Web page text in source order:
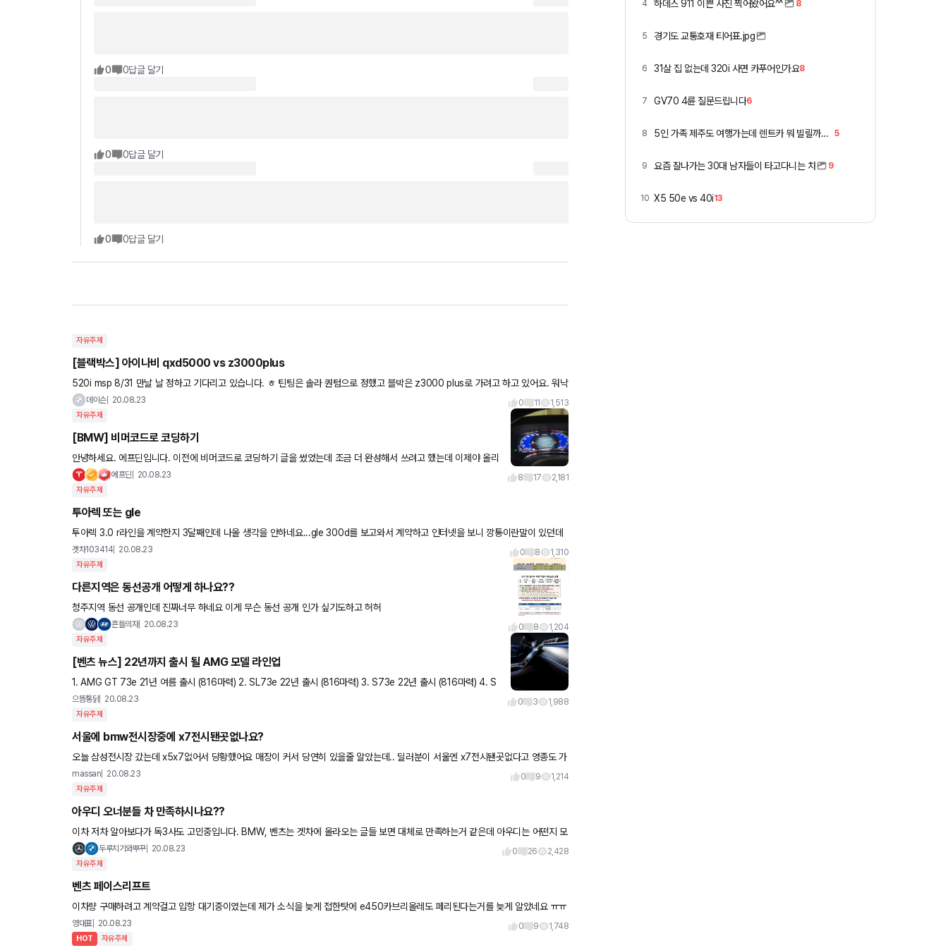
0 0답글 달기
0 0답글 달기
0 0답글 달기
자유주제
[블랙박스] 아이나비 qxd5000 vs z3000plus
520i msp 8/31 만날 날 정하고 기다리고 있습니다. ㅎ 틴팅은 솔라 퀀텀으로 정했고 블박은 z3000 plus로 가려고 하고 있어요. 워낙
에 qxd5000이 평이 좋긴 하지만 과스펙이란
데이슨 20.08.23 0 11 1,513
자유주제
[BMW] 비머코드로 코딩하기
안녕하세요. 에프딘입니다. 이전에 비머코드로 코딩하기 글을 썼었는데 조금 더 완성해서 쓰려고 했는데 이제야 올리
게 되어서 죄송합니다. 이전에 코딩하는 법을 올렸었는데 노트북이 준비되어야 하고
에프딘 20.08.23 8 17 2,181
자유주제
투아렉 또는 gle
투아렉 3.0 r라인을 계약한지 3달째인데 나올 생각을 안하네요...gle 300d를 보고와서 계약하고 인터넷을 보니 깡통이란말이 있던데
기다려야할까요? gle 300d가 옵션이 많이 부족한가요?
겟차103414 20.08.23 0 8 1,310
자유주제
다른지역은 동선공개 어떻게 하나요??
청주지역 동선 공개인데 진짜너무 하네요 이게 무슨 동선 공개 인가 싶기도하고 허허
흔들의자 20.08.23 0 8 1,204
자유주제
[벤츠 뉴스] 22년까지 출시 될 AMG 모델 라인업
1. AMG GT 73e 21년 여름 출시 (816마력) 2. SL73e 22년 출시 (816마력) 3. S73e 22년 출시 (816마력) 4. S
으뜸통닭 20.08.23 0 3 1,988
자유주제
서울에 bmw전시장중에 x7전시됀곳없나요?
오늘 삼성전시장 갔는데 x5x7없어서 당황했어요 매장이 커서 당연히 있을줄 알았는데.. 딜러분이 서울엔 x7전시됀곳없다고 영종도 가
야됀다던데 사실인가요?
massan 20.08.23 0 9 1,214
자유주제
아우디 오너분들 차 만족하시나요??
이차 저차 알아보다가 독3사도 고민중입니다. BMW, 벤츠는 겟차에 올라오는 글들 보면 대체로 만족하는거 같은데 아우디는 어떤지 모
르겠네요.. 아우디 오너분들 아우디 차 만족하시나요?
두루치기와뿌꾸 20.08.23 0 26 2,428
자유주제
벤츠 페이스리프트
이차량 구매하려고 계약걸고 입항 대기중이였는데 제가 소식을 늦게 접한탓에 e450카브리올레도 페리된다는거를 늦게 알았네요 ㅠㅠ
기다리는게 맞는거겠죠? 또 카브리올레는 출시되는날이 얼마정도나 기다려
영대표 20.08.23 0 9 1,748
HOT 자유주제
4 하데스 911 이쁜 사진 찍어왔어요^^ 8
5 경기도 교통호재 티어표.jpg
6 31살 집 없는데 320i 사면 카푸어인가요8
7 GV70 4륜 질문드립니다6
8 5인 가족 제주도 여행가는데 렌트카 뭐 빌릴까요 ㅎ 5
9 요즘 잘나가는 30대 남자들이 타고다니는 차 9
10 X5 50e vs 40i13